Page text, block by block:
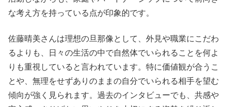
な考え方を持っている点が印象的です。
佐藤晴美さんは理想の旦那像として、外見や職業にこだわ
るよりも、日々の生活の中で自然体でいられることを何よ
りも重視していると言われています。特に価値観が合うこ
とや、無理をせずありのままの自分でいられる相手を望む
傾向が強く見られます。過去のインタビューでも、共感や